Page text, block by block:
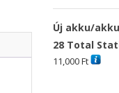
Új akku/
28 Total
11,000Ft